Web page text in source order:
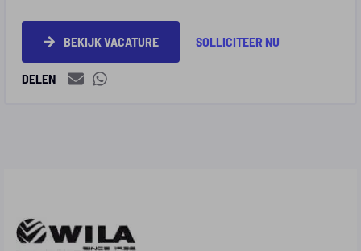
BEKIJK VACATURE SOLLICITEER NU
DELEN